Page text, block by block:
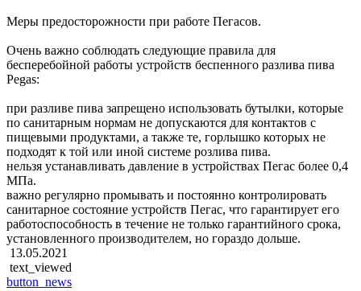
Меры предосторожности при работе Пегасов.
Очень важно соблюдать следующие правила для
бесперебойной работы устройств беспенного разлива пива
Pegas:
при разливе пива запрещено использовать бутылки, которые
по санитарным нормам не допускаются для контактов с
пищевыми продуктами, а также те, горлышко которых не
подходят к той или иной системе розлива пива.
нельзя устанавливать давление в устройствах Пегас более 0,4
МПа.
важно регулярно промывать и постоянно контролировать
санитарное состояние устройств Пегас, что гарантирует его
работоспособность в течение не только гарантийного срока,
установленного производителем, но гораздо дольше.
13.05.2021
text_viewed
button_news